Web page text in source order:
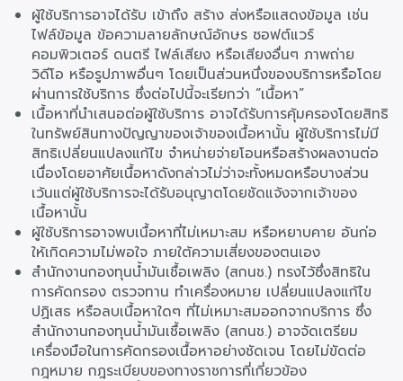
ผู้ใช้บริการอาจได้รับ เข้าถึง สร้าง ส่งหรือแสดงข้อมูล เช่น
ไฟล์ข้อมูล ข้อความลายลักษณ์อักษร ซอฟต์แวร์
คอมพิวเตอร์ ดนตรี ไฟล์เสียง หรือเสียงอื่นๆ ภาพถ่าย
วิดีโอ หรือรูปภาพอื่นๆ โดยเป็นส่วนหนึ่งของบริการหรือโดย
ผ่านการใช้บริการ ซึ่งต่อไปนี้จะเรียกว่า “เนื้อหา”
เนื้อหาที่นำเสนอต่อผู้ใช้บริการ อาจได้รับการคุ้มครองโดยสิทธิ
ในทรัพย์สินทางปัญญาของเจ้าของเนื้อหานั้น ผู้ใช้บริการไม่มี
สิทธิเปลี่ยนแปลงแก้ไข จำหน่ายจ่ายโอนหรือสร้างผลงานต่อ
เนื่องโดยอาศัยเนื้อหาดังกล่าวไม่ว่าจะทั้งหมดหรือบางส่วน
เว้นแต่ผู้ใช้บริการจะได้รับอนุญาตโดยชัดแจ้งจากเจ้าของ
เนื้อหานั้น
ผู้ใช้บริการอาจพบเนื้อหาที่ไม่เหมาะสม หรือหยาบคาย อันก่อ
ให้เกิดความไม่พอใจ ภายใต้ความเสี่ยงของตนเอง
สำนักงานกองทุนน้ำมันเชื้อเพลิง (สกนช.) ทรงไว้ซึ่งสิทธิใน
การคัดกรอง ตรวจทาน ทำเครื่องหมาย เปลี่ยนแปลงแก้ไข
ปฏิเสธ หรือลบเนื้อหาใดๆ ที่ไม่เหมาะสมออกจากบริการ ซึ่ง
สำนักงานกองทุนน้ำมันเชื้อเพลิง (สกนช.) อาจจัดเตรียม
เครื่องมือในการคัดกรองเนื้อหาอย่างชัดเจน โดยไม่ขัดต่อ
กฎหมาย กฎระเบียบของทางราชการที่เกี่ยวข้อง